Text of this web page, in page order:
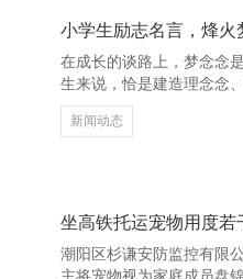
婉约与哲理，苏轼的《水
朗；李清照的《如梦令》
愁，给东说念主以簇新之
在成长的谈路上，梦念念
生来说，恰是建造理念念
句励志名言，就像一颗颗
终将长成参天大树。 “世
们，唯一不断学习，智力
念念是东谈主生的翅膀。
切的道理道理。每个孩子
新闻动态
坐高铁托运宠物用度若
潮阳区杉谦安防监控有限
主将宠物视为家庭成员盘